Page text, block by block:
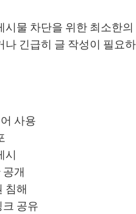
물 차단을 위한 최소한
나 긴급히 글 작성이 필요
사용
시
개
침해
공유